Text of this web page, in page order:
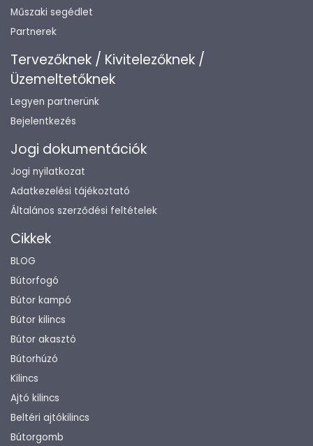
Műszaki segédlet
Partnerek
Tervezőknek / Kivitelezőknek /
Üzemeltetőknek
Legyen partnerünk
Bejelentkezés
Jogi dokumentációk
Jogi nyilatkozat
Adatkezelési tájékoztató
Általános szerződési feltételek
Cikkek
BLOG
Bútorfogó
Bútor kampó
Bútor kilincs
Bútor akasztó
Bútorhúzó
Kilincs
Ajtó kilincs
Beltéri ajtókilincs
Bútorgomb